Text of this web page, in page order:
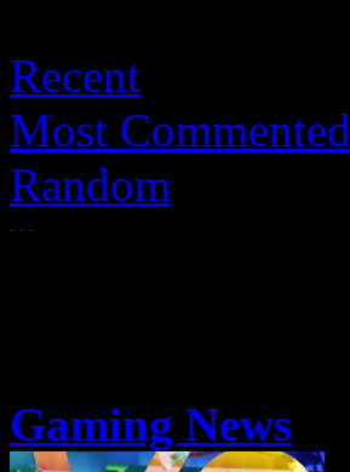
Recent
Most Commented
Random
Gaming News